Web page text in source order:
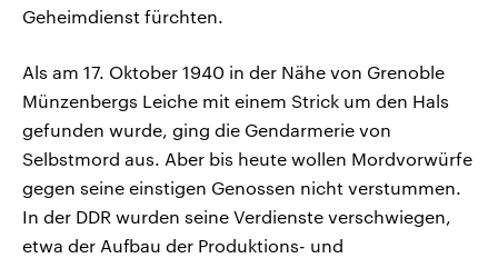
Geheimdienst fürchten.
Als am 17. Oktober 1940 in der Nähe von Grenoble
Münzenbergs Leiche mit einem Strick um den Hals
gefunden wurde, ging die Gendarmerie von
Selbstmord aus. Aber bis heute wollen Mordvorwürfe
gegen seine einstigen Genossen nicht verstummen.
In der DDR wurden seine Verdienste verschwiegen,
etwa der Aufbau der Produktions- und